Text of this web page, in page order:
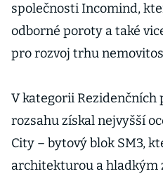
společnosti Incomind,
odborné poroty a také
pro rozvoj trhu
V kategorii
rozsahu získal nejvyšší
City – bytový blok SM3,
architekturou a hladkým